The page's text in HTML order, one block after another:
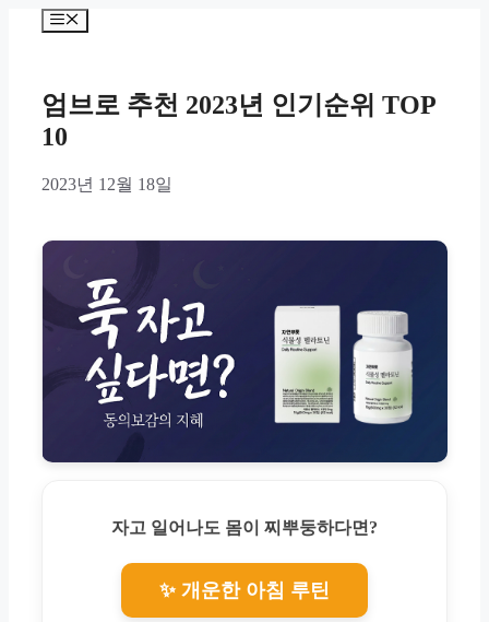
Menu
엄브로 추천 2023년 인기순위 TOP
10
2023년 12월 18일
자고 일어나도 몸이 찌뿌둥하다면?
✨ 개운한 아침 루틴